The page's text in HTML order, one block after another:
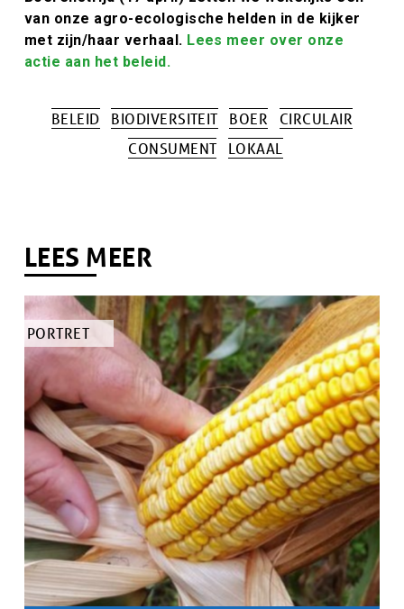
van onze agro-ecologische helden in de kijker
met zijn/haar verhaal. Lees meer over onze
actie aan het beleid.
TagsBELEID BIODIVERSITEIT BOER
CIRCULAIR
CONSUMENT
LOKAAL
LEES MEER
TYPE
ARTIKEL
PORTRET